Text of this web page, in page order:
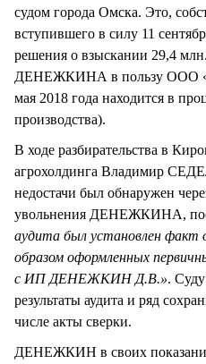
судом города Омска. Это,
вступившего в силу 11
решения о взыскании 29,4
ДЕНЕЖКИНА в пользу ООО
мая 2018 года находится в
производства).
В ходе разбирательства в
агрохолдинга Владимир
недостачи был обнаружен
увольнения ДЕНЕЖКИНА,
аудита был установлен
образом оформленных
с ИП ДЕНЕЖКИН Д.В.».
результаты аудита и ряд
числе акты сверки.
ДЕНЕЖКИН в своих